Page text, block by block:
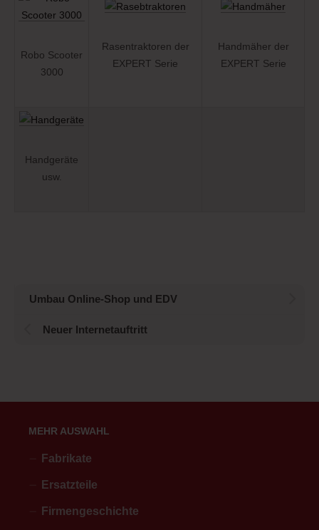
Robo Scooter
3000
Rasentraktoren der
EXPERT Serie
Handmäher der
EXPERT Serie
Handgeräte
usw.
Umbau Online-Shop und EDV
Neuer Internetauftritt
MEHR AUSWAHL
Fabrikate
Ersatzteile
Firmengeschichte